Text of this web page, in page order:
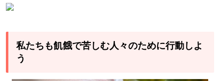
私たちも飢餓で苦しむ人々のために行動しよ
う